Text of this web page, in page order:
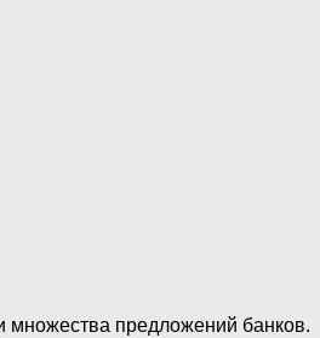
множества предложений банков.